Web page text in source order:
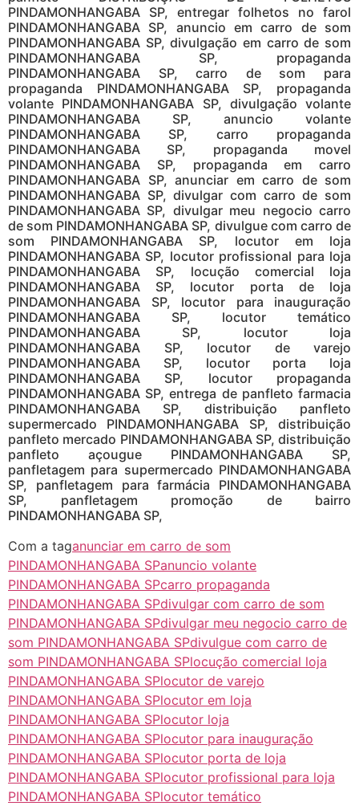
PINDAMONHANGABA SP, entregar folhetos no farol
PINDAMONHANGABA SP, anuncio em carro de som
PINDAMONHANGABA SP, divulgação em carro de som
PINDAMONHANGABA SP, propaganda
PINDAMONHANGABA SP, carro de som para
propaganda PINDAMONHANGABA SP, propaganda
volante PINDAMONHANGABA SP, divulgação volante
PINDAMONHANGABA SP, anuncio volante
PINDAMONHANGABA SP, carro propaganda
PINDAMONHANGABA SP, propaganda movel
PINDAMONHANGABA SP, propaganda em carro
PINDAMONHANGABA SP, anunciar em carro de som
PINDAMONHANGABA SP, divulgar com carro de som
PINDAMONHANGABA SP, divulgar meu negocio carro
de som PINDAMONHANGABA SP, divulgue com carro de
som PINDAMONHANGABA SP, locutor em loja
PINDAMONHANGABA SP, locutor profissional para loja
PINDAMONHANGABA SP, locução comercial loja
PINDAMONHANGABA SP, locutor porta de loja
PINDAMONHANGABA SP, locutor para inauguração
PINDAMONHANGABA SP, locutor temático
PINDAMONHANGABA SP, locutor loja
PINDAMONHANGABA SP, locutor de varejo
PINDAMONHANGABA SP, locutor porta loja
PINDAMONHANGABA SP, locutor propaganda
PINDAMONHANGABA SP, entrega de panfleto farmacia
PINDAMONHANGABA SP, distribuição panfleto
supermercado PINDAMONHANGABA SP, distribuição
panfleto mercado PINDAMONHANGABA SP, distribuição
panfleto açougue PINDAMONHANGABA SP,
panfletagem para supermercado PINDAMONHANGABA
SP, panfletagem para farmácia PINDAMONHANGABA
SP, panfletagem promoção de bairro
PINDAMONHANGABA SP,
Com a taganunciar em carro de som
PINDAMONHANGABA SPanuncio volante
PINDAMONHANGABA SPcarro propaganda
PINDAMONHANGABA SPdivulgar com carro de som
PINDAMONHANGABA SPdivulgar meu negocio carro de
som PINDAMONHANGABA SPdivulgue com carro de
som PINDAMONHANGABA SPlocução comercial loja
PINDAMONHANGABA SPlocutor de varejo
PINDAMONHANGABA SPlocutor em loja
PINDAMONHANGABA SPlocutor loja
PINDAMONHANGABA SPlocutor para inauguração
PINDAMONHANGABA SPlocutor porta de loja
PINDAMONHANGABA SPlocutor profissional para loja
PINDAMONHANGABA SPlocutor temático